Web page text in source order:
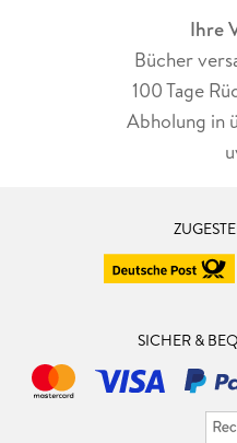
Ihre
Bücher
100 Tage
Abholung in
SICHER &